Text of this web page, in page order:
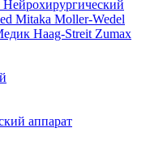
Нейрохирургический
Mitaka Moller-Wedel
Haag-Streit Zumax
аппарат